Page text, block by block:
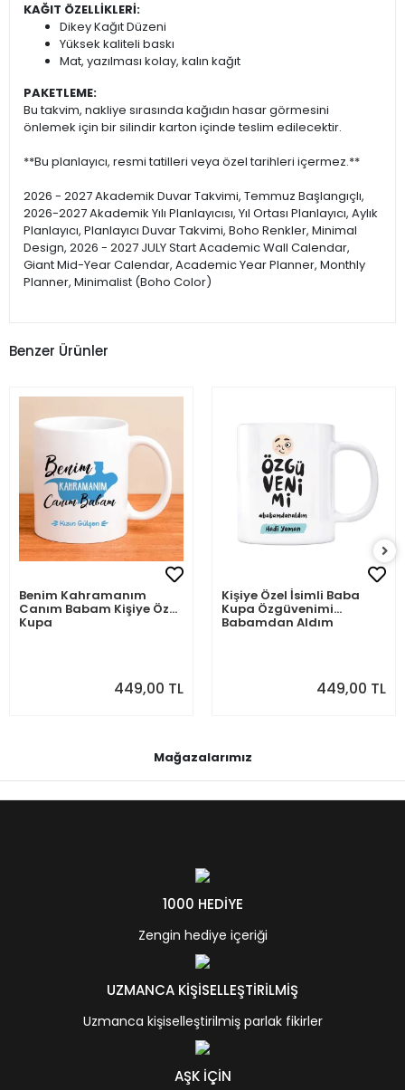
KAĞIT ÖZELLİKLERİ:
Dikey Kağıt Düzeni
Yüksek kaliteli baskı
Mat, yazılması kolay, kalın kağıt
PAKETLEME:
Bu takvim, nakliye sırasında kağıdın hasar görmesini
önlemek için bir silindir karton içinde teslim edilecektir.
**Bu planlayıcı, resmi tatilleri veya özel tarihleri içermez.**
2026 - 2027 Akademik Duvar Takvimi, Temmuz Başlangıçlı,
2026-2027 Akademik Yılı Planlayıcısı, Yıl Ortası Planlayıcı, Aylık
Planlayıcı, Planlayıcı Duvar Takvimi, Boho Renkler, Minimal
Design, 2026 - 2027 JULY Start Academic Wall Calendar,
Giant Mid-Year Calendar, Academic Year Planner, Monthly
Planner, Minimalist (Boho Color)
Benzer Ürünler
Benim Kahramanım
Canım Babam Kişiye Özel
Kupa
449,00 TL
Kişiye Özel İsimli Baba
Kupa Özgüvenimi
Babamdan Aldım
449,00 TL
Mağazalarımız
1000 HEDİYE
Zengin hediye içeriği
UZMANCA KİŞİSELLEŞTİRİLMİŞ
Uzmanca kişiselleştirilmiş parlak fikirler
AŞK İÇİN